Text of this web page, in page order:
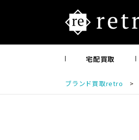
宅配買取
ブランド買取retro >